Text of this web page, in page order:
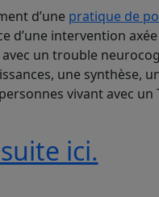
d’une pratique de
d’une intervention
un trouble
une synthèse,
vivant avec
ici.